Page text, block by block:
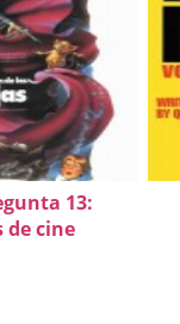
13:
de cine